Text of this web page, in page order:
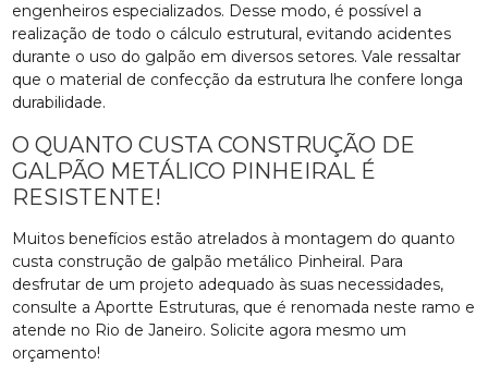
engenheiros especializados. Desse modo, é possível a
realização de todo o cálculo estrutural, evitando acidentes
durante o uso do galpão em diversos setores. Vale ressaltar
que o material de confecção da estrutura lhe confere longa
durabilidade.
O QUANTO CUSTA CONSTRUÇÃO DE
GALPÃO METÁLICO PINHEIRAL É
RESISTENTE!
Muitos benefícios estão atrelados à montagem do quanto
custa construção de galpão metálico Pinheiral. Para
desfrutar de um projeto adequado às suas necessidades,
consulte a Aportte Estruturas, que é renomada neste ramo e
atende no Rio de Janeiro. Solicite agora mesmo um
orçamento!